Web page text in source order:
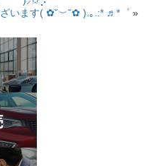
います( ✿˘︶˘✿ ).｡.:* ♬*゜ »